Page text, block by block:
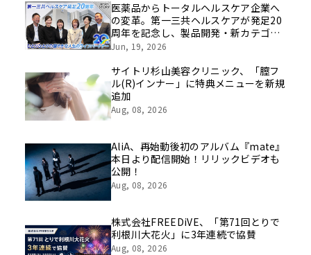
医薬品からトータルヘルスケア企業へ
の変革。第一三共ヘルスケアが発足20
周年を記念し、製品開発・新カテゴリ
挑戦の舞台や旧社統合時のエピソード
像を公開！
Jun, 19, 2026
サイトリ杉山美容クリニック、「膣フ
ル(R)インナー」に特典メニューを新規
追加
Aug, 08, 2026
AliA、再始動後初のアルバム『mate』
本日より配信開始！リリックビデオも
公開！
Aug, 08, 2026
株式会社FREEDiVE、「第71回とりで
利根川大花火」に3年連続で協賛
Aug, 08, 2026